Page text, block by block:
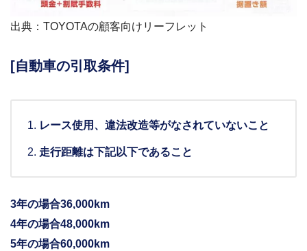
出典：TOYOTAの顧客向けリーフレット
[自動車の引取条件]
レース使用、違法改造等がなされていないこと
走行距離は下記以下であること
3年の場合36,000km
4年の場合48,000km
5年の場合60,000km